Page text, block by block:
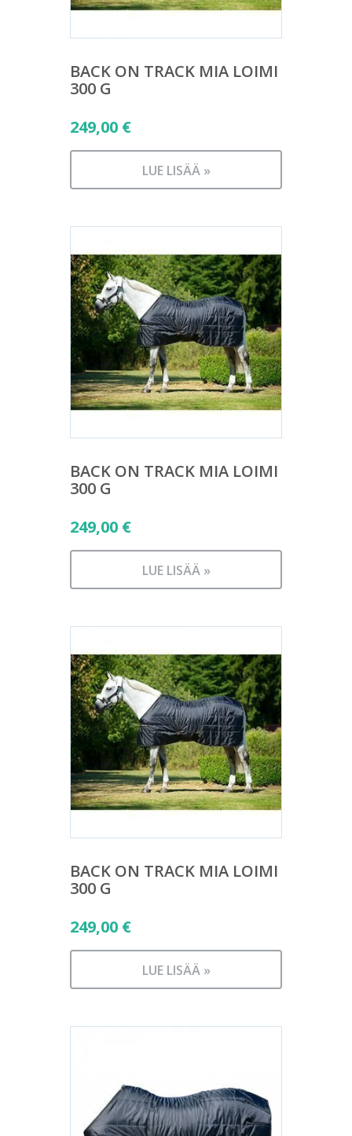
BACK ON TRACK MIA LOIMI
300 G
249,00 €
LUE LISÄÄ »
BACK ON TRACK MIA LOIMI
300 G
249,00 €
LUE LISÄÄ »
BACK ON TRACK MIA LOIMI
300 G
249,00 €
LUE LISÄÄ »